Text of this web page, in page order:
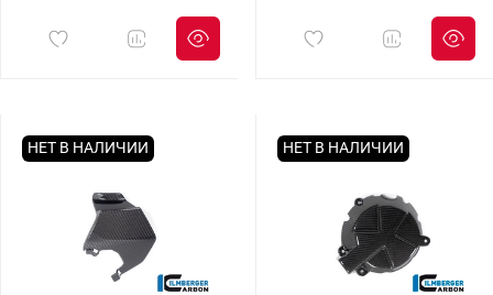
НЕТ В НАЛИЧИИ НЕТ В НАЛИЧИИ